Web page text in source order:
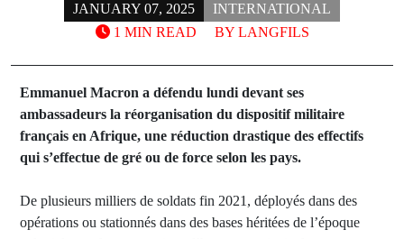
JANUARY 07, 2025
INTERNATIONAL
BY LANGFILS
1 MIN READ
Emmanuel Macron a défendu lundi devant ses
ambassadeurs la réorganisation du dispositif militaire
français en Afrique, une réduction drastique des effectifs
qui s’effectue de gré ou de force selon les pays.
De plusieurs milliers de soldats fin 2021, déployés dans des
opérations ou stationnés dans des bases héritées de l’époque